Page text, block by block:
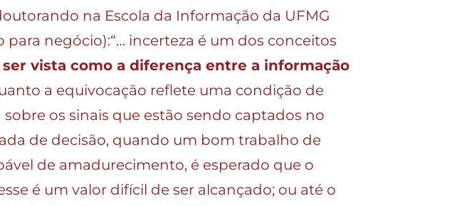
na Escola da Informação da UFMG
negócio):“… incerteza é um dos conceitos
vista como a diferença entre a informação
a equivocação reflete uma condição de
os sinais que estão sendo captados no
de decisão, quando um bom trabalho de
de amadurecimento, é esperado que o
é um valor difícil de ser alcançado; ou até o